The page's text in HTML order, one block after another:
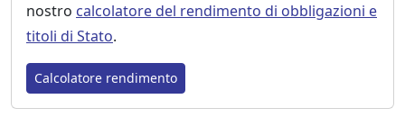
nostro calcolatore del rendimento di obbligazioni e
titoli di Stato.
Calcolatore rendimento